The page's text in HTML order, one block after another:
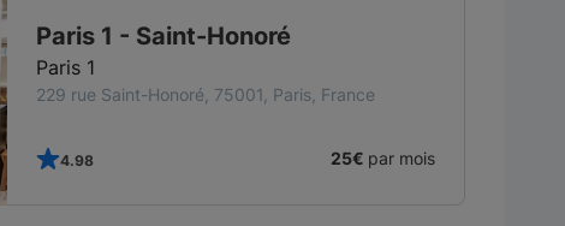
Paris 1 - Saint-Honoré
Paris 1
229 rue Saint-Honoré, 75001, Paris, France
4.98 25€ par mois